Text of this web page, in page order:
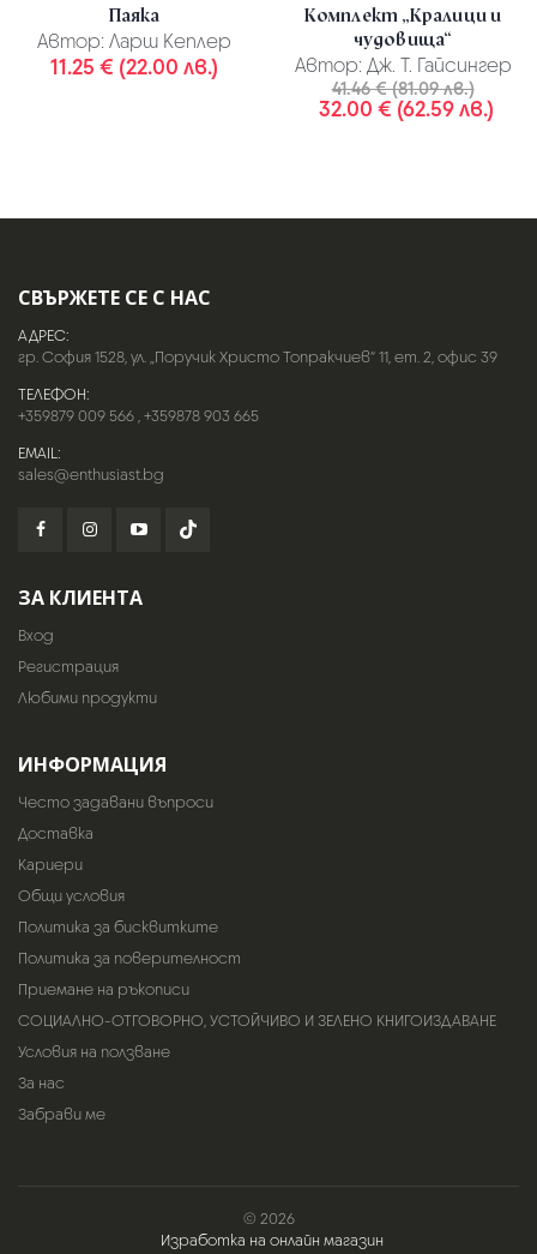
Паяка
Автор: Ларш Кеплер
11.25 € (22.00 лв.)
Комплект „Кралици и
чудовища“
Автор: Дж. Т. Гайсингер
41.46 € (81.09 лв.)
32.00 € (62.59 лв.)
СВЪРЖЕТЕ СЕ С НАС
АДРЕС:
гр. София 1528, ул. „Поручик Христо Топракчиев“ 11, ет. 2, офис 39
ТЕЛЕФОН:
+359879 009 566,+359878 903 665
EMAIL:
sales@enthusiast.bg
ЗА КЛИЕНТА
Вход
Регистрация
Любими продукти
ИНФОРМАЦИЯ
Често задавани въпроси
Доставка
Кариери
Общи условия
Политика за бисквитките
Политика за поверителност
Приемане на ръкописи
СОЦИАЛНО-ОТГОВОРНО, УСТОЙЧИВО И ЗЕЛЕНО КНИГОИЗДАВАНЕ
Условия на ползване
За нас
Забрави ме
© 2026
Изработка на онлайн магазин